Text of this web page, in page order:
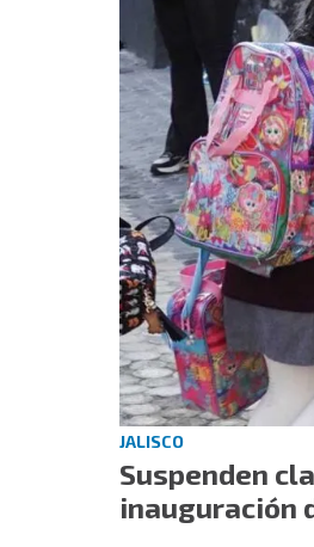
JALISCO
Suspenden
inauguración